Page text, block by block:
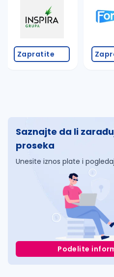
Zapratite
Saznajte da li
proseka
Unesite iznos plate i
Podelite